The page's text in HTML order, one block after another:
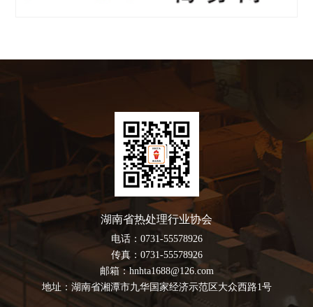
湖南省热处理行业协会
电话：0731-55578926
传真：0731-55578926
邮箱：hnhta1688@126.com
地址：湖南省湘潭市九华国家经济示范区大众西路1号